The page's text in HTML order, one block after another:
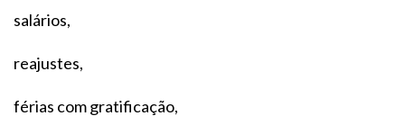
salários,
reajustes,
férias com gratificação,